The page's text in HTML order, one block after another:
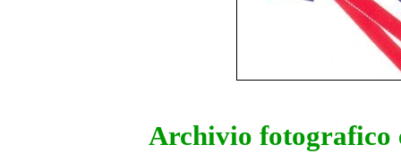
Archivio fotografico